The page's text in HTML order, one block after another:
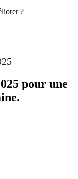
?
pour une